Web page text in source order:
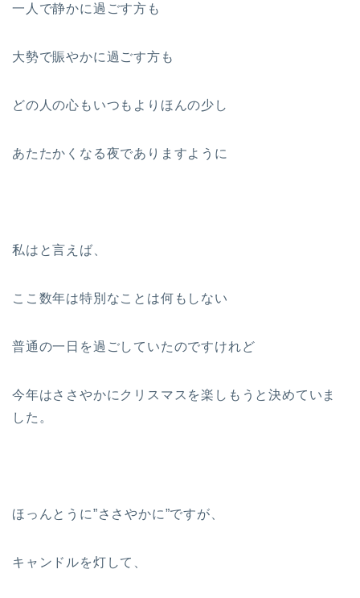
一人で静かに過ごす方も
大勢で賑やかに過ごす方も
どの人の心もいつもよりほんの少し
あたたかくなる夜でありますように
私はと言えば、
ここ数年は特別なことは何もしない
普通の一日を過ごしていたのですけれど
今年はささやかにクリスマスを楽しもうと決めていま
した。
ほっんとうに”ささやかに”ですが、
キャンドルを灯して、